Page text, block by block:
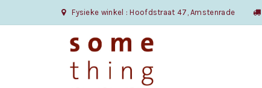
Fysieke winkel : Hoofdstraat 47, Amstenrade